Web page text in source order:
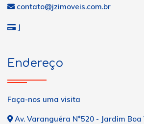
contato@jzimoveis.com.br
J
Endereço
Faça-nos uma visita
Av. Varanguéra N°520 - Jardim